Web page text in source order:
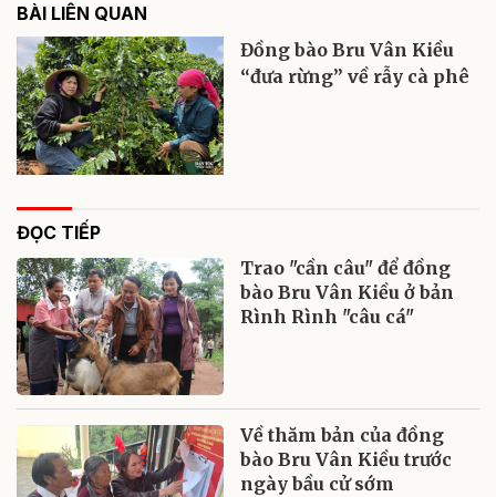
BÀI LIÊN QUAN
Đồng bào Bru Vân Kiều
“đưa rừng” về rẫy cà phê
ĐỌC TIẾP
Trao "cần câu" để đồng
bào Bru Vân Kiều ở bản
Rình Rình "câu cá"
Về thăm bản của đồng
bào Bru Vân Kiều trước
ngày bầu cử sớm